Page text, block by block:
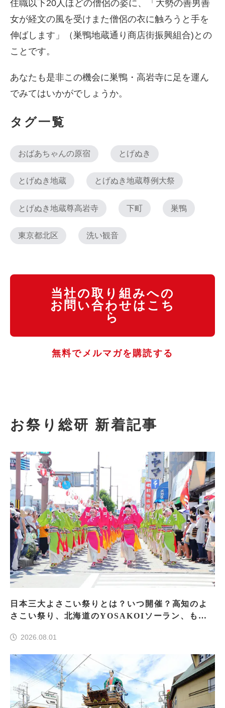
住職以下20人ほどの僧侶の姿に、「大勢の善男善
女が経文の風を受けまた僧侶の衣に触ろうと手を
伸ばします」（巣鴨地蔵通り商店街振興組合)との
ことです。
あなたも是非この機会に巣鴨・高岩寺に足を運ん
でみてはいかがでしょうか。
タグ一覧
おばあちゃんの原宿 とげぬき
とげぬき地蔵 とげぬき地蔵尊例大祭
とげぬき地蔵尊高岩寺 下町 巣鴨
東京都北区 洗い観音
当社の取り組みへの
お問い合わせはこち
ら
無料でメルマガを購読する
お祭り総研 新着記事
日本三大よさこい祭りとは？いつ開催？高知のよ
さこい祭り、北海道のYOSAKOIソーラン、もう
2026.08.01